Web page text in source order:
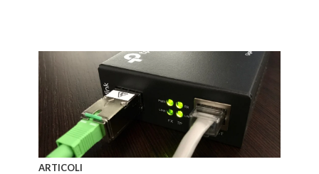
ARCHIVIO
CONTATTI
ARTICOLI